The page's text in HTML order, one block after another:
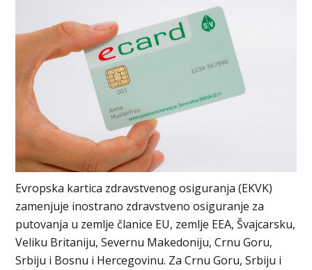
Evropska kartica zdravstvenog osiguranja (EKVK)
zamenjuje inostrano zdravstveno osiguranje za
putovanja u zemlje članice EU, zemlje EEA, Švajcarsku,
Veliku Britaniju, Severnu Makedoniju, Crnu Goru,
Srbiju i Bosnu i Hercegovinu. Za Crnu Goru, Srbiju i